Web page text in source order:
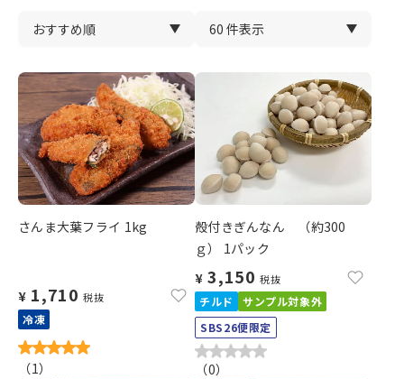
さんま大葉フライ 1kg
¥ 1,710 税抜
冷凍
（1）
殻付きぎんなん （約300
ｇ） 1パック
¥ 3,150 税抜
チルド
サンプル対象外
SBS26便限定
（0）